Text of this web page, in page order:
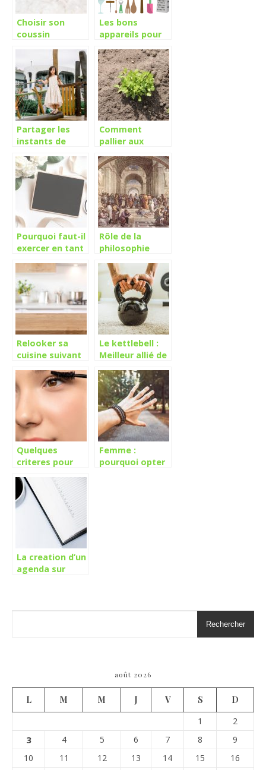
Choisir son
coussin
Les bons
appareils pour
Partager les
instants de
votre enfant
dans le jardin
Comment
pallier aux
d’irrigation sur
vos cultures?
Pourquoi faut-il
exercer en tant
?
Rôle de la
philosophie
quotidien ?
Relooker sa
cuisine suivant
Le kettlebell :
Meilleur allié de
Quelques
criteres pour
mascara
Femme :
pourquoi opter
La creation d’un
agenda sur
Rechercher
août 2026
L M M J V S
D
1
2
3 4 5 6 7 8
9
10
11 12 13 14 15
16